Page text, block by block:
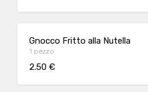
Gnocco Fritto alla Nutella
1 pezzo
2.50 €